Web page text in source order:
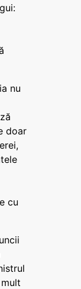
nu
doar
cu